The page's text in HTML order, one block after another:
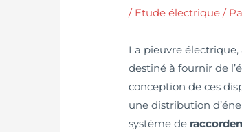
/ Etude électrique /
La pieuvre
destiné à fournir de
conception de ces
une distribution
système de